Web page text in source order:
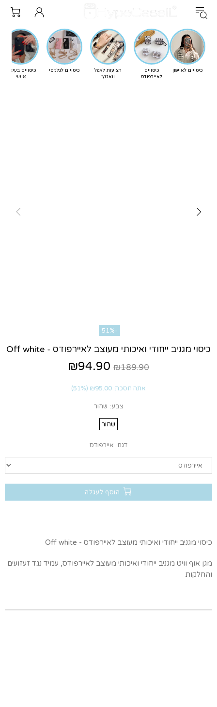
כיסויים לאייפון
כיסויים
לאיירפודס
רצועות לאפל
וואטץ'
כיסויים לגלקסי
כיסויים בעיצוב
אישי
-51%
כיסוי מגניב ייחודי ואיכותי מעוצב לאיירפודס - Off white
₪189.90
₪94.90
אתה חסכת: ₪95.00
(51%)
צבע: שחור
שחור
דגם: איירפודס
הוסף לעגלה
כיסוי מגניב ייחודי ואיכותי מעוצב לאיירפודס - Off white
מגן אוף וויט מגניב ייחודי ואיכותי מעוצב לאיירפודס, עמיד נגד זעזועים
והחלקות